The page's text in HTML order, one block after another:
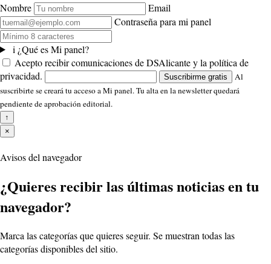
Nombre
Email
Contraseña para mi panel
i ¿Qué es Mi panel?
Acepto recibir comunicaciones de DSAlicante y la política de
privacidad.
Suscribirme gratis
Al
suscribirte se creará tu acceso a Mi panel. Tu alta en la newsletter quedará
pendiente de aprobación editorial.
↑
×
Avisos del navegador
¿Quieres recibir las últimas noticias en tu
navegador?
Marca las categorías que quieres seguir. Se muestran todas las
categorías disponibles del sitio.